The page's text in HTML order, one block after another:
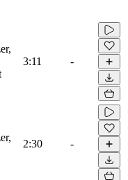
3:11 -
2:30 -